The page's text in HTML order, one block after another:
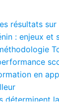
résultats
: enjeux et
en
déterminent